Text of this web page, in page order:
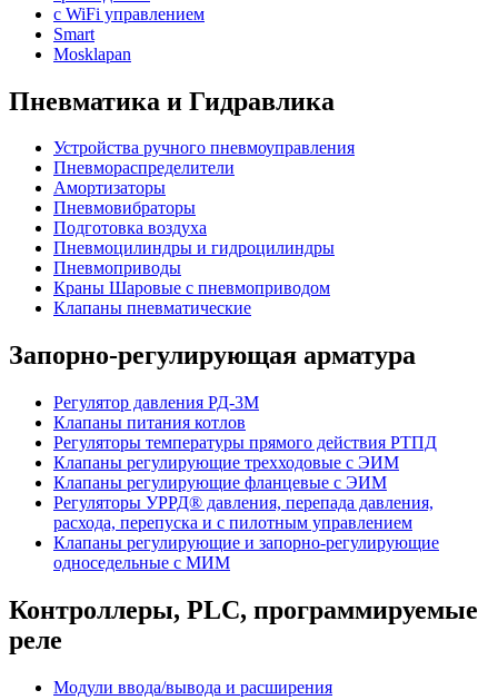
с WiFi управлением
Smart
Mosklapan
Пневматика и Гидравлика
Устройства ручного пневмоуправления
Пневмораспределители
Амортизаторы
Пневмовибраторы
Подготовка воздуха
Пневмоцилиндры и гидроцилиндры
Пневмоприводы
Краны Шаровые с пневмоприводом
Клапаны пневматические
Запорно-регулирующая арматура
Регулятор давления РД-3М
Клапаны питания котлов
Регуляторы температуры прямого действия РТПД
Клапаны регулирующие трехходовые с ЭИМ
Клапаны регулирующие фланцевые с ЭИМ
Регуляторы УРРД® давления, перепада давления,
расхода, перепуска и с пилотным управлением
Клапаны регулирующие и запорно-регулирующие
односедельные с МИМ
Контроллеры, PLС, программируемые
реле
Модули ввода/вывода и расширения